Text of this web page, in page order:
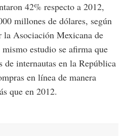
42% respecto a 2012,
millones de dólares, según
la Asociación Mexicana de
estudio se afirma que
de internautas en la República
en línea de manera
que en 2012.